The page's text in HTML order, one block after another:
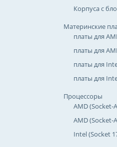
Корпуса с
Материнские
платы для
платы для
платы для
платы для
Процессоры
AMD (Socket-
AMD (Socket-
Intel (Socket